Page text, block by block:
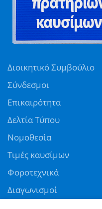
Διοικητικό Συμβούλιο
Σύνδεσμοι
Επικαιρότητα
Δελτία Τύπου
Νομοθεσία
Τιμές καυσίμων
Φοροτεχνικά
Διαγωνισμοί